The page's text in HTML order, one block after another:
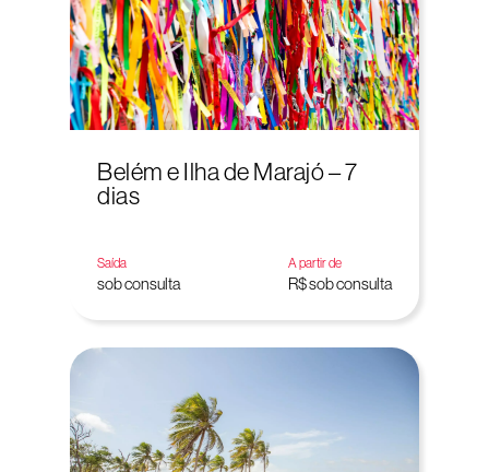
Belém e Ilha de Marajó – 7
dias
Saída
sob consulta
A partir de
R$ sob consulta